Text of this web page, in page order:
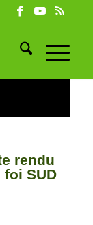
rendu
SUD